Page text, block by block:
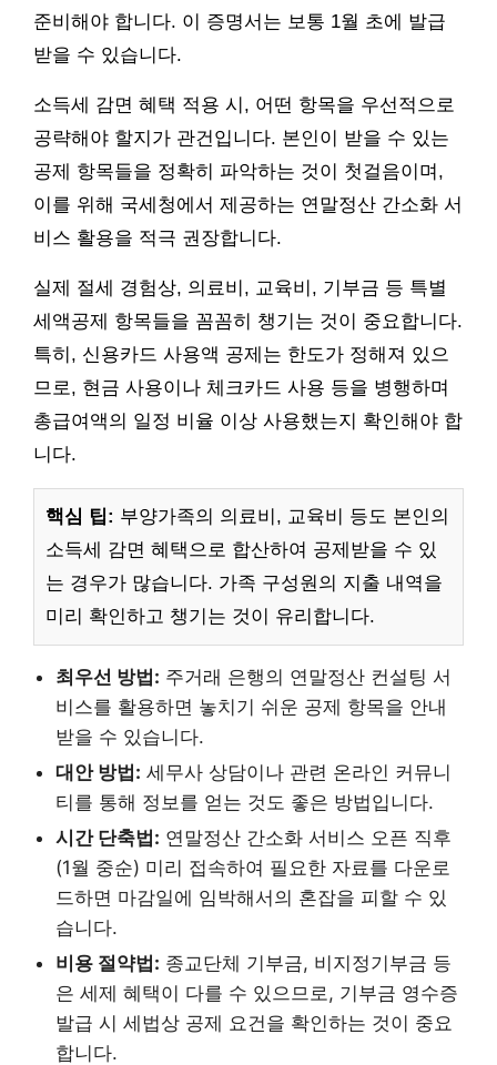
준비해야 합니다. 이 증명서는 보통 1월 초에 발급
받을 수 있습니다.
소득세 감면 혜택 적용 시, 어떤 항목을 우선적으로
공략해야 할지가 관건입니다. 본인이 받을 수 있는
공제 항목들을 정확히 파악하는 것이 첫걸음이며,
이를 위해 국세청에서 제공하는 연말정산 간소화 서
비스 활용을 적극 권장합니다.
실제 절세 경험상, 의료비, 교육비, 기부금 등 특별
세액공제 항목들을 꼼꼼히 챙기는 것이 중요합니다.
특히, 신용카드 사용액 공제는 한도가 정해져 있으
므로, 현금 사용이나 체크카드 사용 등을 병행하며
총급여액의 일정 비율 이상 사용했는지 확인해야 합
니다.
핵심 팁: 부양가족의 의료비, 교육비 등도 본인의
소득세 감면 혜택으로 합산하여 공제받을 수 있
는 경우가 많습니다. 가족 구성원의 지출 내역을
미리 확인하고 챙기는 것이 유리합니다.
최우선 방법: 주거래 은행의 연말정산 컨설팅 서
비스를 활용하면 놓치기 쉬운 공제 항목을 안내
받을 수 있습니다.
대안 방법: 세무사 상담이나 관련 온라인 커뮤니
티를 통해 정보를 얻는 것도 좋은 방법입니다.
시간 단축법: 연말정산 간소화 서비스 오픈 직후
(1월 중순) 미리 접속하여 필요한 자료를 다운로
드하면 마감일에 임박해서의 혼잡을 피할 수 있
습니다.
비용 절약법: 종교단체 기부금, 비지정기부금 등
은 세제 혜택이 다를 수 있으므로, 기부금 영수증
발급 시 세법상 공제 요건을 확인하는 것이 중요
합니다.